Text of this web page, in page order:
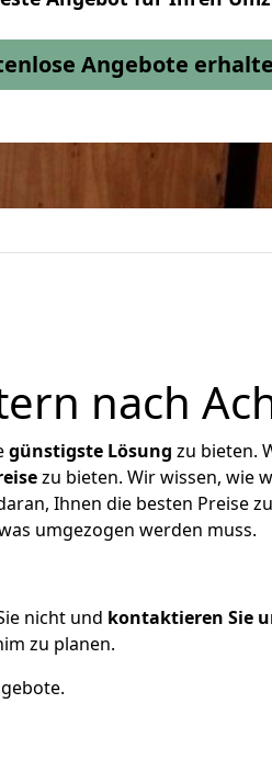
Angebote
nach
günstigste Lösung zu bieten.
zu bieten. Wir wissen, wie
Ihnen die besten Preise
umgezogen werden muss.
nicht und kontaktieren Sie
zu planen.